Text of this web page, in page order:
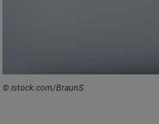
© istock.com/BraunS